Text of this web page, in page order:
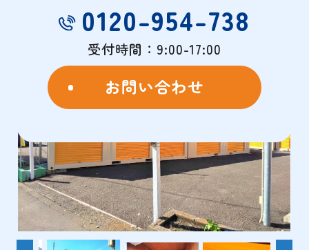
0120-954-738
受付時間：9:00-17:00
お問い合わせ